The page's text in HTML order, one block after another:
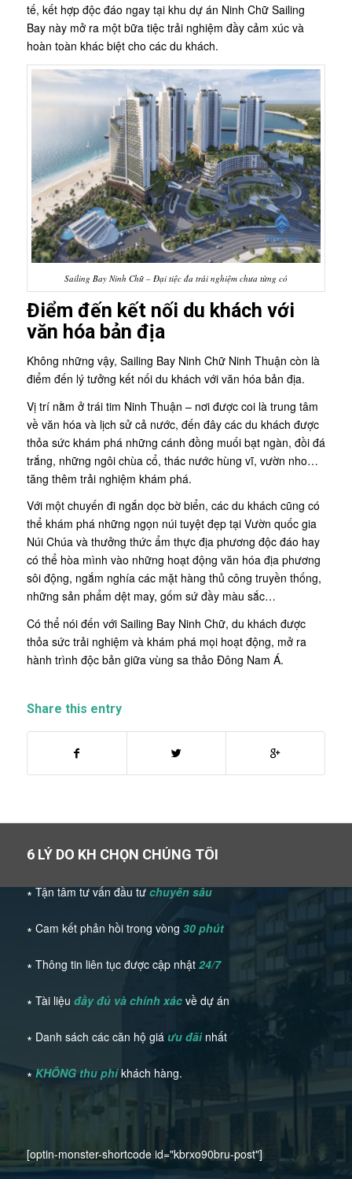
tế, kết hợp độc đáo ngay tại khu dự án Ninh Chữ Sailing
Bay này mở ra một bữa tiệc trải nghiệm đầy cảm xúc và
hoàn toàn khác biệt cho các du khách.
Sailing Bay Ninh Chữ – Đại tiệc đa trải nghiệm chưa từng có
Điểm đến kết nối du khách với
văn hóa bản địa
Không những vậy, Sailing Bay Ninh Chữ Ninh Thuận còn là
điểm đến lý tưởng kết nối du khách với văn hóa bản địa.
Vị trí nằm ở trái tim Ninh Thuận – nơi được coi là trung tâm
về văn hóa và lịch sử cả nước, đến đây các du khách được
thỏa sức khám phá những cánh đồng muối bạt ngàn, đồi đá
trắng, những ngôi chùa cổ, thác nước hùng vĩ, vườn nho…
tăng thêm trải nghiệm khám phá.
Với một chuyến đi ngắn dọc bờ biển, các du khách cũng có
thể khám phá những ngọn núi tuyệt đẹp tại Vườn quốc gia
Núi Chúa và thưởng thức ẩm thực địa phương độc đáo hay
có thể hòa mình vào những hoạt động văn hóa địa phương
sôi động, ngắm nghía các mặt hàng thủ công truyền thống,
những sản phẩm dệt may, gốm sứ đầy màu sắc…
Có thể nói đến với Sailing Bay Ninh Chữ, du khách được
thỏa sức trải nghiệm và khám phá mọi hoạt động, mở ra
hành trình độc bản giữa vùng sa thảo Đông Nam Á.
Share this entry
6 LÝ DO KH CHỌN CHÚNG TÔI
∗ Tận tâm tư vấn đầu tưchuyên sâu
∗ Cam kết phản hồi trong vòng 30 phút
∗ Thông tin liên tục được cập nhật 24/7
∗ Tài liệu đầy đủ và chính xácvề dự án
∗ Danh sách các căn hộ giá ưu đãinhất
∗ KHÔNG thu phíkhách hàng.
[optin-monster-shortcode id="kbrxo90bru-post"]